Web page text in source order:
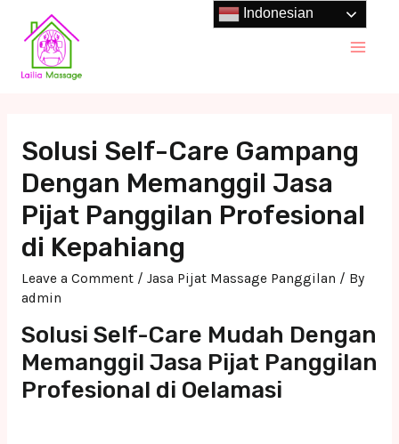
content
Solusi Self-Care Gampang
Dengan Memanggil Jasa
Pijat Panggilan Profesional
di Kepahiang
Leave a Comment / Jasa Pijat Massage Panggilan / By
admin
Solusi Self-Care Mudah Dengan
Memanggil Jasa Pijat Panggilan
Profesional di Oelamasi
Indonesian